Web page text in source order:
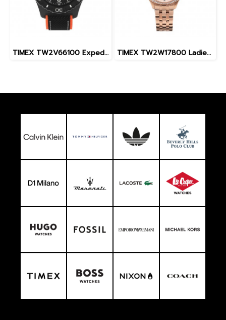
TIMEX TW2V66100 Expedition North® Freedive Ocea นาฬิกาข้อมือผู้ชาย สายผลิตจากวัสดุใต้ทะเลลึก สีดำ/ส้ม หน้าปัด 46 มม. TIMEX TW2W17800 Ladies นาฬิกาข้อมือผู้หญิง สายสแตนเลส สีโรสโกลด์ หน้าปัด 36 มม.